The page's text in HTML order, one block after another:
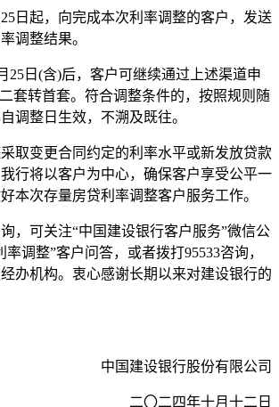
起，向完成本次利率调整的客户，发送
调整结果。
日(含)后，客户可继续通过上述渠道申
套转首套。符合调整条件的，按照规则随
调整日生效，不溯及既往。
变更合同约定的利率水平或新发放贷款
行将以客户为中心，确保客户享受公平一
本次存量房贷利率调整客户服务工作。
可关注“中国建设银行客户服务”微信公
调整”客户问答，或者拨打95533咨询，
办机构。衷心感谢长期以来对建设银行的
中国建设银行股份有限公司
二〇二四年十月十二日